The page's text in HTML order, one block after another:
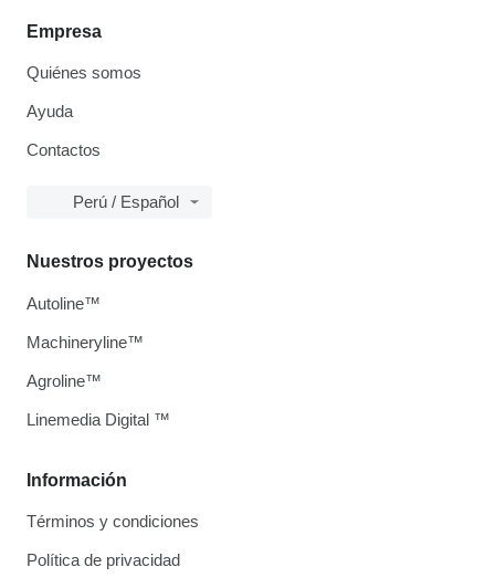
Empresa
Quiénes somos
Ayuda
Contactos
Perú / Español
Información
Términos y condiciones
Política de privacidad
Nuestros proyectos
Autoline™
Machineryline™
Agroline™
Linemedia Digital ™